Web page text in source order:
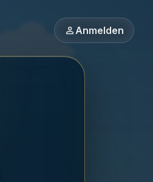
personAnmelden